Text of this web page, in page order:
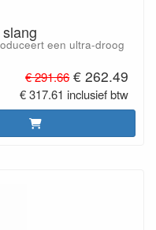
een ultra-droog
€ 291.66 € 262.49
€ 317.61 inclusief btw